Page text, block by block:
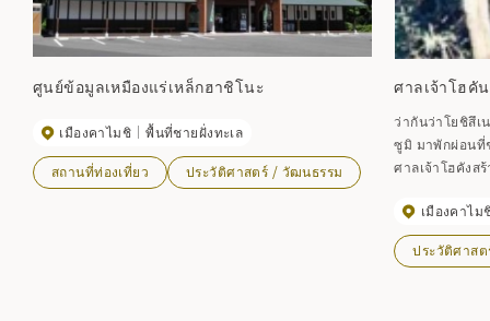
ศูนย์ข้อมูลเหมืองแร่เหล็กฮาชิโนะ
เมืองคาไมชิ พื้นที่ชายฝั่งทะเล
สถานที่ท่องเที่ยว ประวัติศาสตร์ / วัฒนธรรม
ศาลเจ้าโฮคัน
ว่ากันว่าโยชิสึเ
ซูมิ มาพักผ่อนที่
ศาลเจ้าโฮคังส
ศาลเจ้าแห่งนี้
เจ้าหินตั้งตระห
เมืองคาไม
ประวัติศาส